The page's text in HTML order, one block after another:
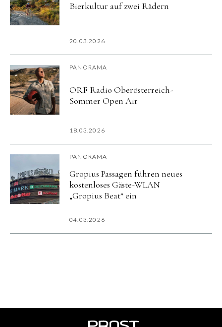
Bierkultur auf zwei Rädern
20.03.2026
PANORAMA
ORF Radio Oberösterreich-
Sommer Open Air
18.03.2026
PANORAMA
Gropius Passagen führen neues
kostenloses Gäste-WLAN
„Gropius Beat“ ein
04.03.2026